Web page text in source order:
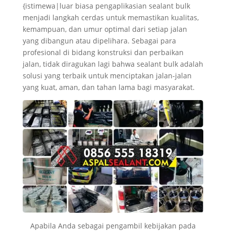
{istimewa|luar biasa pengaplikasian sealant bulk
menjadi langkah cerdas untuk memastikan kualitas,
kemampuan, dan umur optimal dari setiap jalan
yang dibangun atau dipelihara. Sebagai para
profesional di bidang konstruksi dan perbaikan
jalan, tidak diragukan lagi bahwa sealant bulk adalah
solusi yang terbaik untuk menciptakan jalan-jalan
yang kuat, aman, dan tahan lama bagi masyarakat.
Apabila Anda sebagai pengambil kebijakan pada